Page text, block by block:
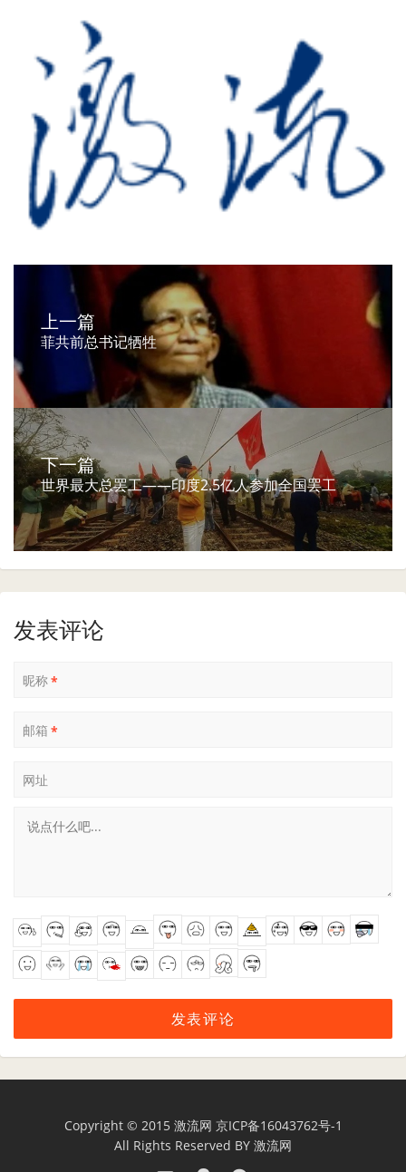
上一篇
菲共前总书记牺牲
下一篇
世界最大总罢工——印度2.5亿人参加全国罢工
发表评论
昵称*
邮箱 *
网址
Copyright © 2015 激流网 京ICP备16043762号-1
All Rights Reserved BY 激流网